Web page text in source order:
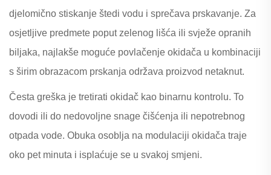
djelomično stiskanje štedi vodu i sprečava prskavanje. Za
osjetljive predmete poput zelenog lišća ili svježe opranih
biljaka, najlakše moguće povlačenje okidača u kombinaciji
s širim obrazacom prskanja održava proizvod netaknut.
Česta greška je tretirati okidač kao binarnu kontrolu. To
dovodi ili do nedovoljne snage čišćenja ili nepotrebnog
otpada vode. Obuka osoblja na modulaciji okidača traje
oko pet minuta i isplaćuje se u svakoj smjeni.